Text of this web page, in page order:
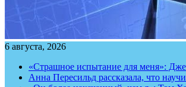
6 августа, 2026
«Страшное испытание для меня»:
Анна Пересильд рассказала, что